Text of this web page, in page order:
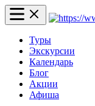
Туры
Экскурсии
Календарь
Блог
Акции
Афиша